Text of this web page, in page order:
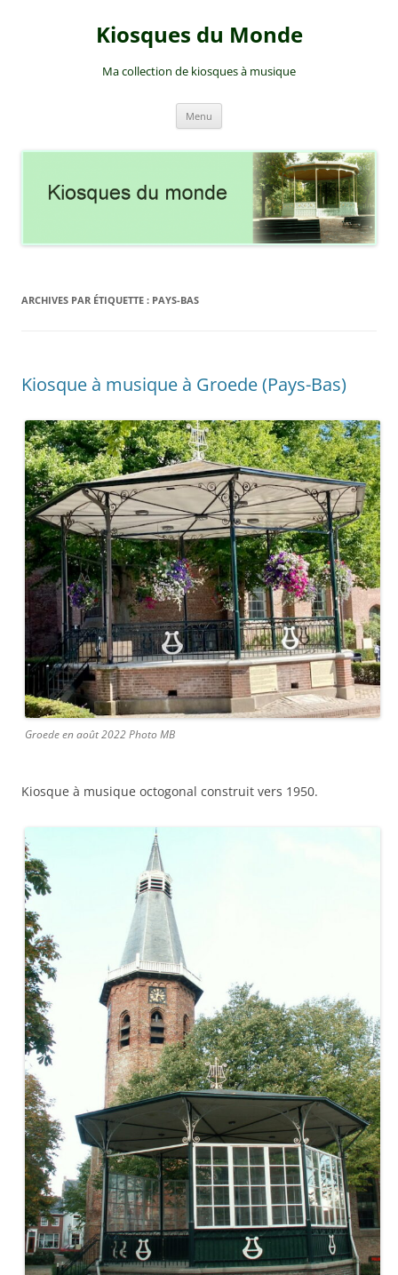
Kiosques du Monde
Ma collection de kiosques à musique
Menu
ARCHIVES PAR ÉTIQUETTE : PAYS-BAS
Kiosque à musique à Groede (Pays-Bas)
Groede en août 2022 Photo MB
Kiosque à musique octogonal construit vers 1950.